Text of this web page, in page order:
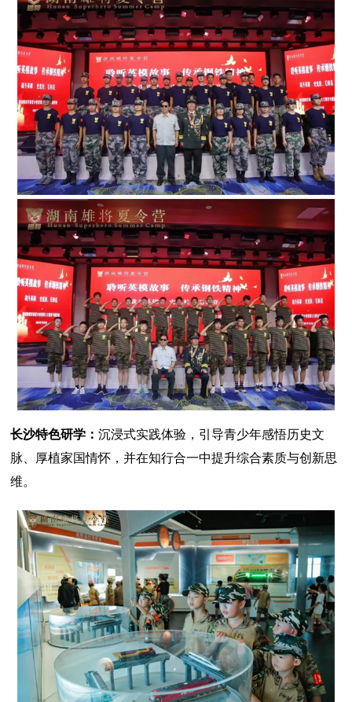
长沙特色研学：沉浸式实践体验，引导青少年感悟历史文
脉、厚植家国情怀，并在知行合一中提升综合素质与创新思
维。